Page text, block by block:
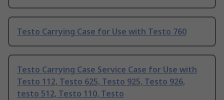
Testo Carrying Case for Use with Testo 760
Testo Carrying Case Service Case for Use with
Testo 112, Testo 625, Testo 925, Testo 926,
testo 512, Testo 110, Testo